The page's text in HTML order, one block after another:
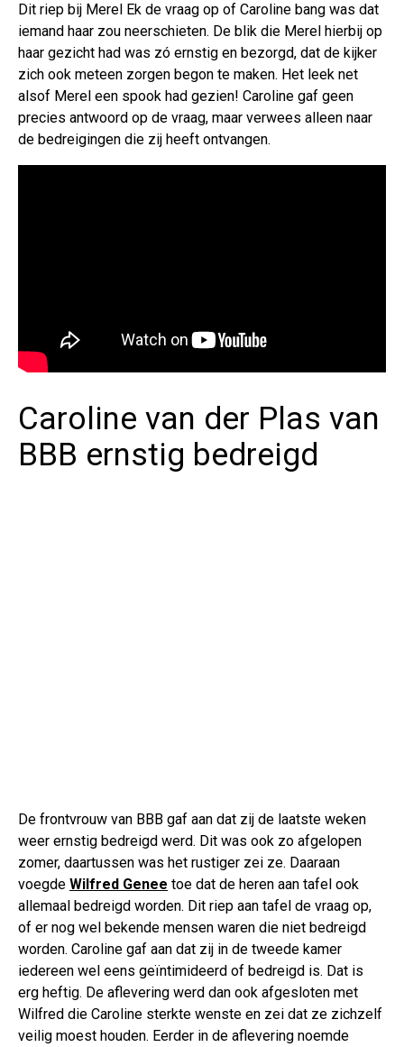
Dit riep bij Merel Ek de vraag op of Caroline bang was dat
iemand haar zou neerschieten. De blik die Merel hierbij op
haar gezicht had was zó ernstig en bezorgd, dat de kijker
zich ook meteen zorgen begon te maken. Het leek net
alsof Merel een spook had gezien! Caroline gaf geen
precies antwoord op de vraag, maar verwees alleen naar
de bedreigingen die zij heeft ontvangen.
Caroline van der Plas van
BBB ernstig bedreigd
De frontvrouw van BBB gaf aan dat zij de laatste weken
weer ernstig bedreigd werd. Dit was ook zo afgelopen
zomer, daartussen was het rustiger zei ze. Daaraan
voegde Wilfred Genee toe dat de heren aan tafel ook
allemaal bedreigd worden. Dit riep aan tafel de vraag op,
of er nog wel bekende mensen waren die niet bedreigd
worden. Caroline gaf aan dat zij in de tweede kamer
iedereen wel eens geïntimideerd of bedreigd is. Dat is
erg heftig. De aflevering werd dan ook afgesloten met
Wilfred die Caroline sterkte wenste en zei dat ze zichzelf
veilig moest houden. Eerder in de aflevering noemde